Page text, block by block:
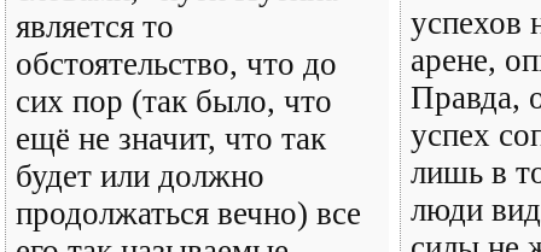
является то
обстоятельство, что до
сих пор (так было, что
ещё не значит, что так
будет или должно
продолжаться вечно) все
успехов
арене,
Правда,
успех
лишь в
люди